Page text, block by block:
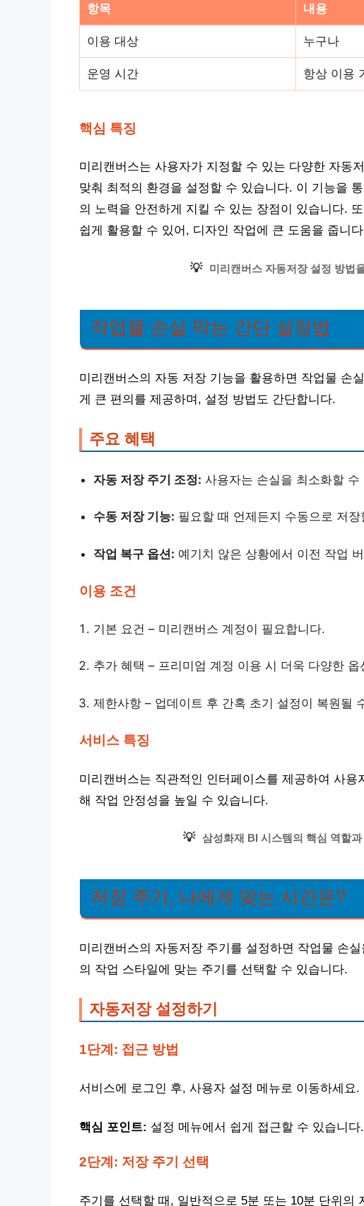
항목 내용
이용 대상 누구나
운영 시간 항상 이용
핵심 특징
미리캔버스는 사용자가 지정할 수 있는 다양한 자동
맞춰 최적의 환경을 설정할 수 있습니다. 이 기능을
의 노력을 안전하게 지킬 수 있는 장점이 있습니다.
쉽게 활용할 수 있어, 디자인 작업에 큰 도움을 줍니
💡 미리캔버스 자동저장 설정 방법
작업물 손실 막는 간단 설정법
미리캔버스의 자동 저장 기능을 활용하면 작업물 손
게 큰 편의를 제공하며, 설정 방법도 간단합니다.
주요 혜택
자동 저장 주기 조정: 사용자는 손실을 최소화할
수동 저장 기능: 필요할 때 언제든지 수동으로 저
작업 복구 옵션: 예기치 않은 상황에서 이전 작업
이용 조건
기본 요건 – 미리캔버스 계정이 필요합니다.
추가 혜택 – 프리미엄 계정 이용 시 더욱 다양한 옵
제한사항 – 업데이트 후 간혹 초기 설정이 복원될
서비스 특징
미리캔버스는 직관적인 인터페이스를 제공하여 사
해 작업 안정성을 높일 수 있습니다.
💡 삼성화재 BI 시스템의 핵심 역할
저장 주기, 나에게 맞는 시간은?
미리캔버스의 자동저장 주기를 설정하면 작업물 손
의 작업 스타일에 맞는 주기를 선택할 수 있습니다.
자동저장 설정하기
1단계: 접근 방법
서비스에 로그인 후, 사용자 설정 메뉴로 이동하세
핵심 포인트: 설정 메뉴에서 쉽게 접근할 수 있습니다.
2단계: 저장 주기 선택
주기를 선택할 때, 일반적으로 5분 또는 10분 단위의